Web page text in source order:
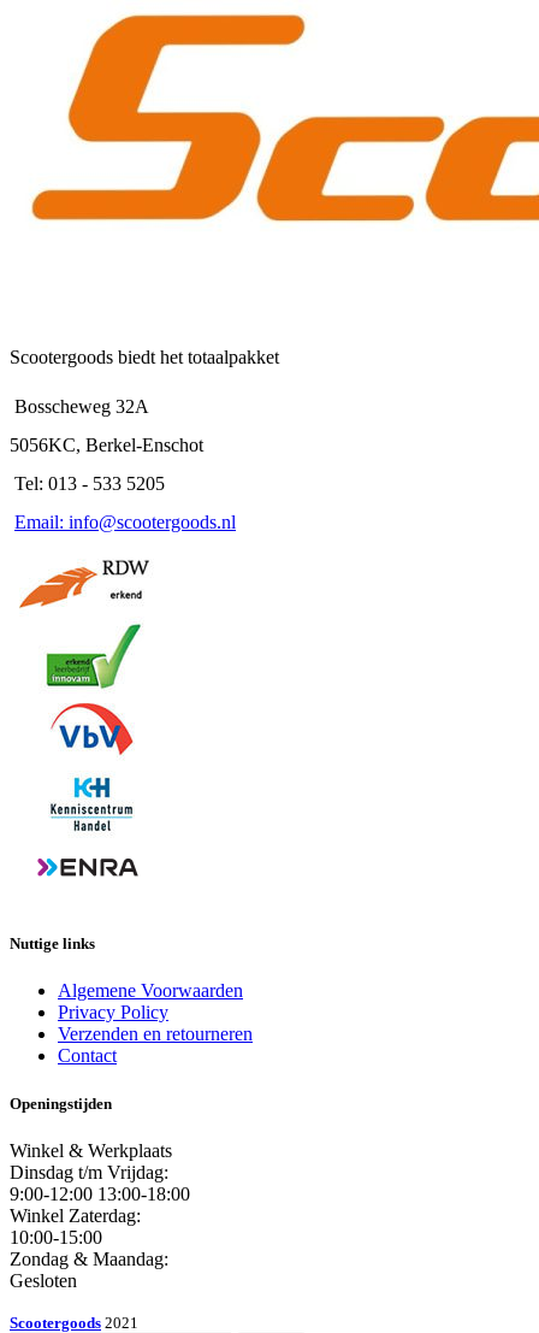
Scootergoods biedt het totaalpakket
Bosscheweg 32A
5056KC, Berkel-Enschot
Tel: 013 - 533 5205
Email: info@scootergoods.nl
Nuttige links
Algemene Voorwaarden
Privacy Policy
Verzenden en retourneren
Contact
Openingstijden
Winkel & Werkplaats
Dinsdag t/m Vrijdag:
9:00-12:00 13:00-18:00
Winkel Zaterdag:
10:00-15:00
Zondag & Maandag:
Gesloten
Scootergoods 2021